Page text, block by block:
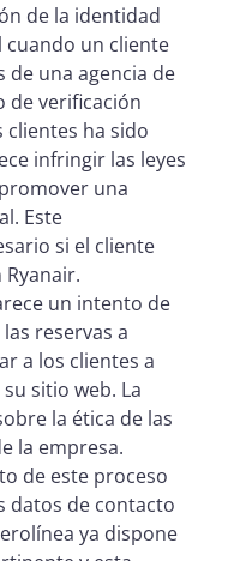
de la identidad
un cliente
de una agencia de
de verificación
ha sido
infringir las leyes
una
Este
si el cliente
un intento de
reservas a
a los clientes a
sitio web. La
la ética de las
la empresa.
de este proceso
datos de contacto
ya dispone